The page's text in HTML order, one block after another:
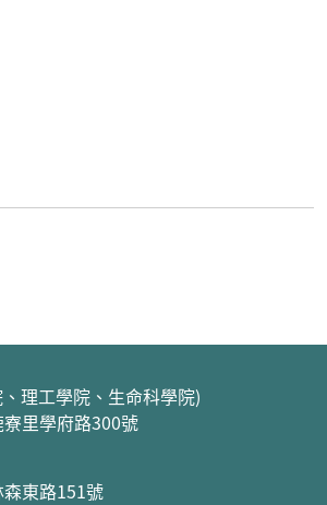
理工學院、生命科學院)
里學府路300號
東路151號